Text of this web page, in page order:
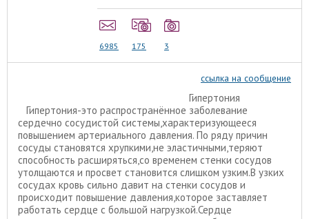
6985 175 3
ссылка на сообщение
Гипертония
Гипертония-это распространённое заболевание
сердечно сосудистой системы,характеризующееся
повышением артериального давления. По ряду причин
сосуды становятся хрупкими,не эластичными,теряют
способность расширяться,со временем стенки сосудов
утолщаются и просвет становится слишком узким.В узких
сосудах кровь сильно давит на стенки сосудов и
происходит повышение давления,которое заставляет
работать сердце с большой нагрузкой.Сердце